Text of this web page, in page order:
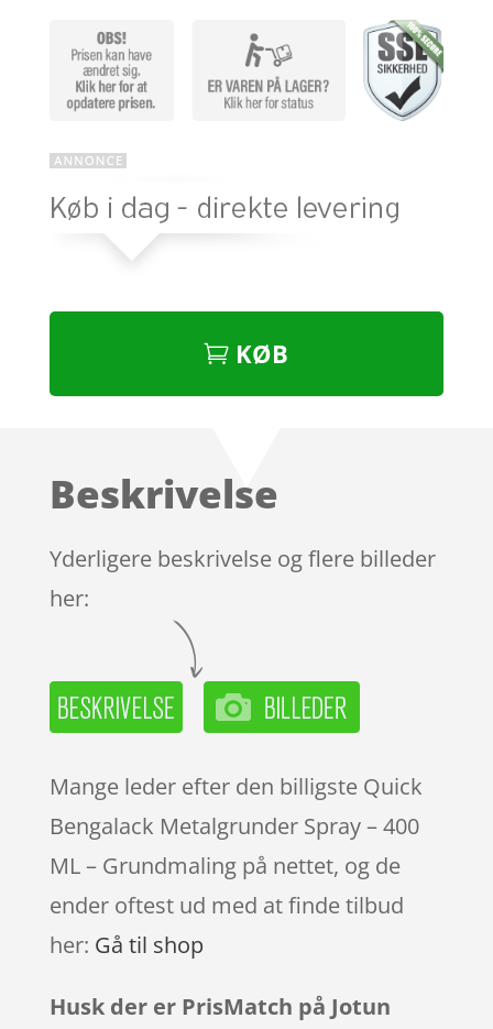
KØB
Beskrivelse
Yderligere beskrivelse og flere billeder
her:
Mange leder efter den billigste Quick
Bengalack Metalgrunder Spray – 400
ML – Grundmaling på nettet, og de
ender oftest ud med at finde tilbud
her: Gå til shop
Husk der er PrisMatch på Jotun